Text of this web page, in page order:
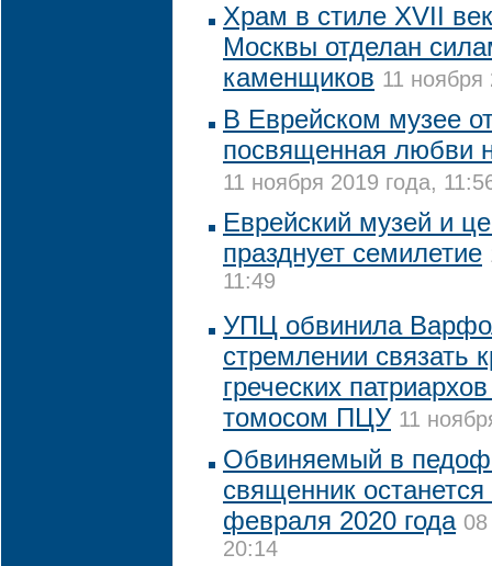
Храм в стиле XVII
Москвы отделан
каменщиков 11 ноября
В Еврейском музее
посвященная любви
11 ноября 2019 года,
Еврейский музей и
празднует семилетие
11:49
УПЦ обвинила
стремлении связать
греческих
томосом ПЦУ 11
Обвиняемый в
священник
февраля 2020 года
20:14